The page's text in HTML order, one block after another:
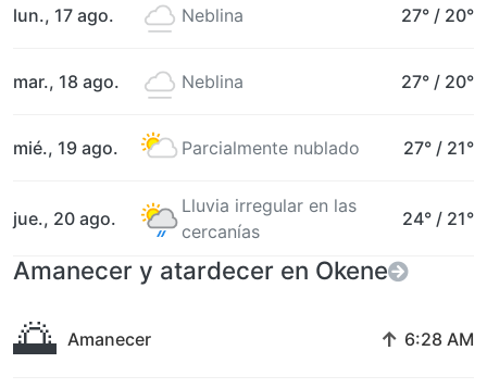
lun., 17 ago. Neblina 27° / 20°
mar., 18 ago. Neblina 27° / 20°
mié., 19 ago. Parcialmente nublado 27° / 21°
jue., 20 ago.
Lluvia irregular en las
cercanías
24° / 21°
Amanecer y atardecer en Okene
🌅 Amanecer ↑ 6:28 AM